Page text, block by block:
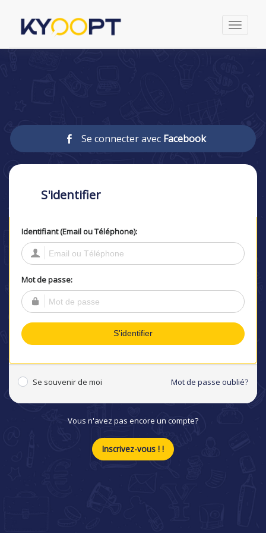
Toggle
Se connecter avec Facebook
S'identifier
Identifiant (Email ou Téléphone):
Mot de passe:
S'identifier
Se souvenir de moi Mot de passe oublié?
Vous n'avez pas encore un compte?
Inscrivez-vous ! !